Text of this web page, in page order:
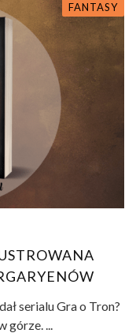
FANTASY
serialu Gra o Tron?
...